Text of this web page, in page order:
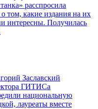
расспросила
том, какие издания на их
интересны. Получилась
Заславский
ГИТИСа
национальную
лауреаты вместе